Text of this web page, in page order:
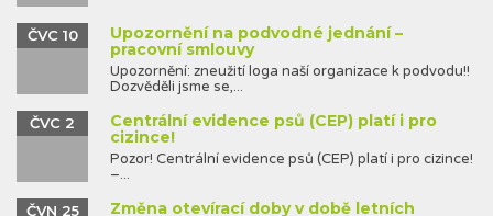
Upozornění na podvodné jednání –
pracovní smlouvy
ČVC 10
Upozornění: zneužití loga naší organizace k podvodu!!
Dozvěděli jsme se,...
Centrální evidence psů (CEP) platí i pro
cizince!
ČVC 2
Pozor! Centrální evidence psů (CEP) platí i pro cizince!
–...
Změna otevírací doby v době letních
ČVN 25